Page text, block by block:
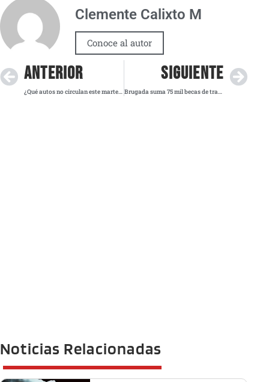
Clemente Calixto M
Conoce al autor
ANTERIOR
¿Qué autos no circulan este martes 22 de julio? Aquí te lo decimos
SIGUIENTE
Brugada suma 75 mil becas de transporte para jóvenes de educación superior
Noticias Relacionadas